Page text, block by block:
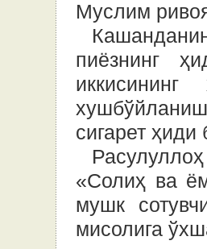
Муслим
пиёзнинг
сигарет
«Солиҳ ва
мушк
мисолига